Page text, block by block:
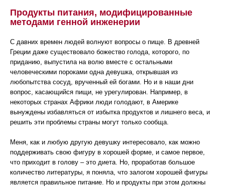
Продукты питания, модифицированные
методами генной инженерии
С давних времен людей волнуют вопросы о пище. В древней
Греции даже существовало божество голода, которого, по
приданию, выпустила на волю вместе с остальными
человеческими пороками одна девушка, открывшая из
любопытства сосуд, врученный ей богами. Но и в наши дни
вопрос, касающийся пищи, не урегулирован. Например, в
некоторых странах Африки люди голодают, в Америке
вынуждены избавляться от избытка продуктов и лишнего веса, и
решить эти проблемы страны могут только сообща.
Меня, как и любую другую девушку интересовало, как можно
поддерживать свою фигуру в хорошей форме, и самое первое,
что приходит в голову – это диета. Но, проработав большое
количество литературы, я поняла, что залогом хорошей фигуры
является правильное питание. Но и продукты при этом должны